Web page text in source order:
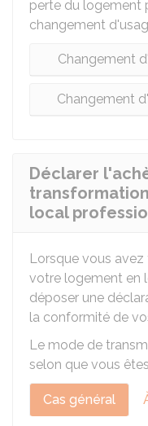
perte du logement
changement
Changement
Changement
Déclarer
local
Lorsque vous
votre logement en
déposer une
la conformité de
Le mode de
selon que vous
Cas général